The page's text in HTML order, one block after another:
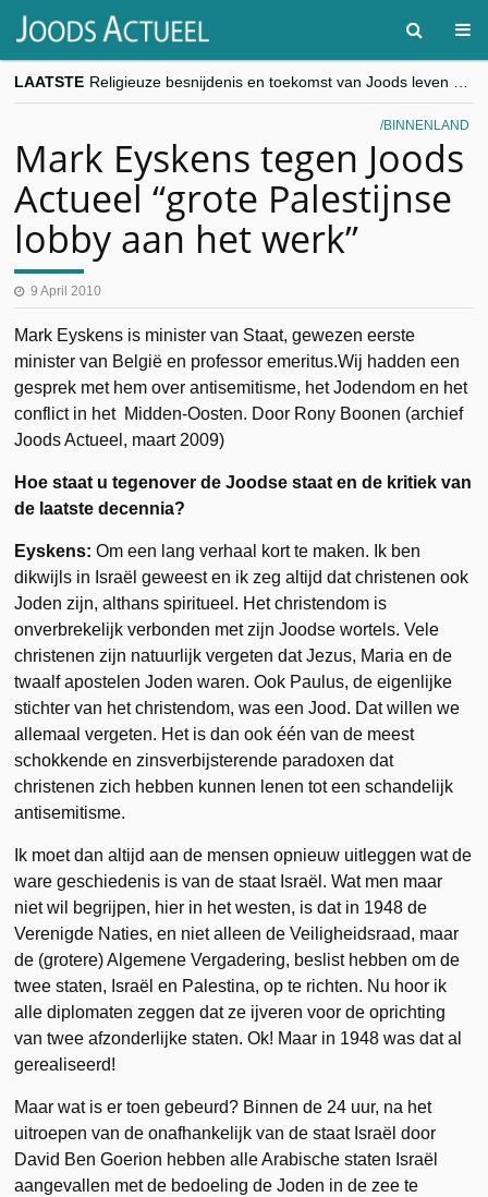
LAATSTE
Religieuze besnijdenis en toekomst van Joods leven centraal tijdens conferentie in Brussel
“Besnijdenisdebat toont hoe moeilijk seculiere Westen minderheden begrijpt”, Jinnih Beels (Vooruit)
“Vandaag zit elke Jood in België op de beklaagdenbank”
BINNENLAND
Mark Eyskens tegen Joods
Actueel “grote Palestijnse
lobby aan het werk”
9 April 2010
Mark Eyskens is minister van Staat, gewezen eerste
minister van België en professor emeritus.Wij hadden een
gesprek met hem over antisemitisme, het Jodendom en het
conflict in het Midden-Oosten. Door Rony Boonen (archief
Joods Actueel, maart 2009)
Hoe staat u tegenover de Joodse staat en de kritiek van
de laatste decennia?
Eyskens: Om een lang verhaal kort te maken. Ik ben
dikwijls in Israël geweest en ik zeg altijd dat christenen ook
Joden zijn, althans spiritueel. Het christendom is
onverbrekelijk verbonden met zijn Joodse wortels. Vele
christenen zijn natuurlijk vergeten dat Jezus, Maria en de
twaalf apostelen Joden waren. Ook Paulus, de eigenlijke
stichter van het christendom, was een Jood. Dat willen we
allemaal vergeten. Het is dan ook één van de meest
schokkende en zinsverbijsterende paradoxen dat
christenen zich hebben kunnen lenen tot een schandelijk
antisemitisme.
Ik moet dan altijd aan de mensen opnieuw uitleggen wat de
ware geschiedenis is van de staat Israël. Wat men maar
niet wil begrijpen, hier in het westen, is dat in 1948 de
Verenigde Naties, en niet alleen de Veiligheidsraad, maar
de (grotere) Algemene Vergadering, beslist hebben om de
twee staten, Israël en Palestina, op te richten. Nu hoor ik
alle diplomaten zeggen dat ze ijveren voor de oprichting
van twee afzonderlijke staten. Ok! Maar in 1948 was dat al
gerealiseerd!
Maar wat is er toen gebeurd? Binnen de 24 uur, na het
uitroepen van de onafhankelijk van de staat Israël door
David Ben Goerion hebben alle Arabische staten Israël
aangevallen met de bedoeling de Joden in de zee te